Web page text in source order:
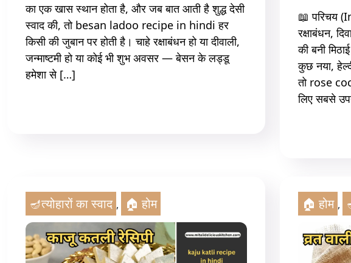
का एक खास स्थान होता है, और जब बात आती है शुद्ध देसी
स्वाद की, तो besan ladoo recipe in hindi हर
किसी की जुबान पर होती है। चाहे रक्षाबंधन हो या दीवाली,
जन्माष्टमी हो या कोई भी शुभ अवसर — बेसन के लड्डू
हमेशा से […]
📖 परिचय
रक्षाबंधन,
की बनी
कुछ नया,
तो rose
लिए सबसे
🪔त्योहारों का स्वाद , 🏠 होम 🏠 होम ,